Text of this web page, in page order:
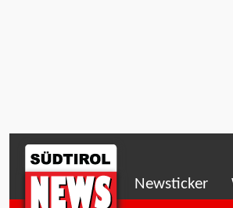
Newsticker